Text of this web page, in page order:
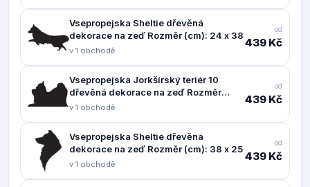
Vsepropejska Sheltie dřevěná
dekorace na zeď Rozměr (cm): 24 x 38
v 1 obchodě
od
439 Kč
Vsepropejska Jorkšírský teriér 10
dřevěná dekorace na zeď Rozměr
(cm): 24 x 38
v 1 obchodě
od
439 Kč
Vsepropejska Sheltie dřevěná
dekorace na zeď Rozměr (cm): 38 x 25
v 1 obchodě
od
439 Kč